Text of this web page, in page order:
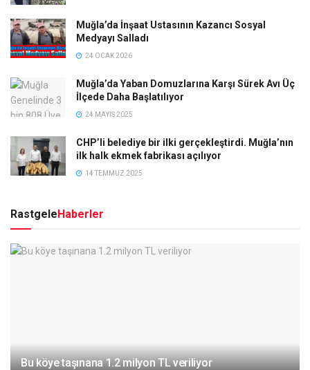
Muğla’da İnşaat Ustasının Kazancı Sosyal
Medyayı Salladı
24 OCAK 2026
Muğla’da Yaban Domuzlarına Karşı Sürek Avı Üç
İlçede Daha Başlatılıyor
24 MAYIS 2025
CHP’li belediye bir ilki gerçekleştirdi. Muğla’nın
ilk halk ekmek fabrikası açılıyor
14 TEMMUZ 2025
RastgeleHaberler
Bu köye taşınana 1.2 milyon TL veriliyor